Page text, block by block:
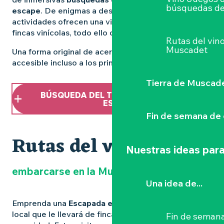
búsquedas
Rutas del
Muscadet
Tierra de
Fin de semana
Nuestras ideas
Una idea de...
Fin de
escape. De enigmas a descubrimientos, estas
actividades ofrecen una visión diferente de las
fincas vinícolas, todo ello divirtiéndose.
Una forma original de acercarse a la cultura del vino,
accesible incluso a los principiantes.
BÚSQUEDA DEL TESORO Y JUEGOS DE
ESCAPE
Rutas del vino
embarcarse en la Muscadet Escapada
Emprenda una Escapada en Muscadet
local que le llevará de finca en finca, con toda